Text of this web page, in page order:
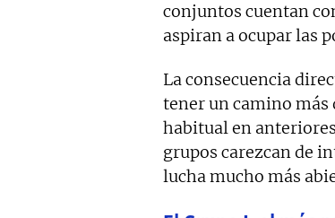
conjuntos cuentan
aspiran a ocupar las
La consecuencia
tener un camino más
habitual en
grupos carezcan de
lucha mucho más